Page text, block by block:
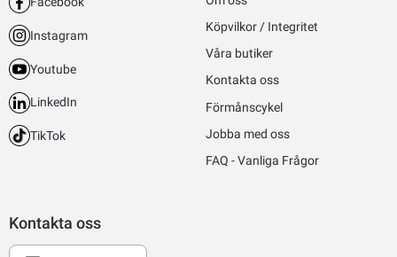
Kontakta oss
Instagram
Youtube
LinkedIn
TikTok
Köpvilkor / Integritet
Våra butiker
Kontakta oss
Förmånscykel
Jobba med oss
FAQ - Vanliga Frågor